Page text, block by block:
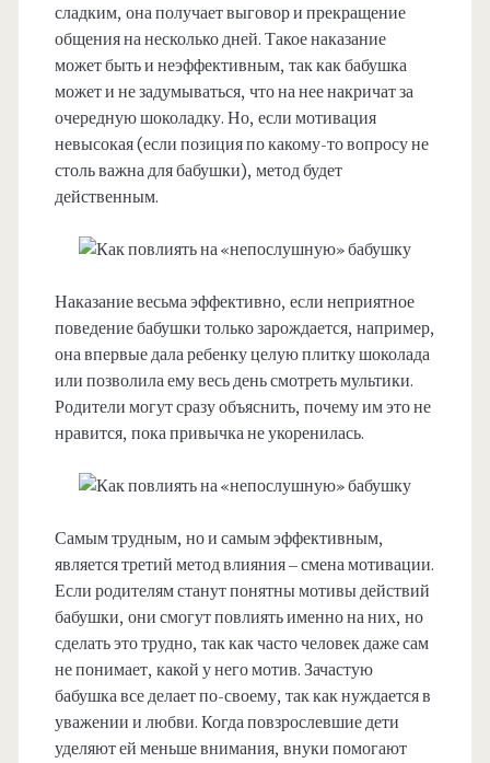
сладким, она получает выговор и прекращение
общения на несколько дней. Такое наказание
может быть и неэффективным, так как бабушка
может и не задумываться, что на нее накричат за
очередную шоколадку. Но, если мотивация
невысокая (если позиция по какому-то вопросу не
столь важна для бабушки), метод будет
действенным.
Наказание весьма эффективно, если неприятное
поведение бабушки только зарождается, например,
она впервые дала ребенку целую плитку шоколада
или позволила ему весь день смотреть мультики.
Родители могут сразу объяснить, почему им это не
нравится, пока привычка не укоренилась.
Самым трудным, но и самым эффективным,
является третий метод влияния – смена мотивации.
Если родителям станут понятны мотивы действий
бабушки, они смогут повлиять именно на них, но
сделать это трудно, так как часто человек даже сам
не понимает, какой у него мотив. Зачастую
бабушка все делает по-своему, так как нуждается в
уважении и любви. Когда повзрослевшие дети
уделяют ей меньше внимания, внуки помогают